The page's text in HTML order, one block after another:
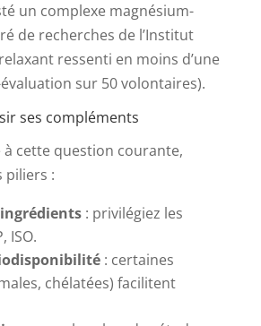
un complexe magnésium-
de recherches de l’Institut
ressenti en moins d’une
sur 50 volontaires).
ses compléments
cette question courante,
piliers :
: privilégiez les
ISO.
: certaines
chélatées) facilitent